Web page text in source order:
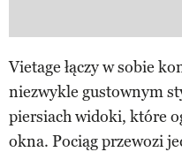
Vietage łączy w sobie
niezwykle gustownym
piersiach widoki, które
okna. Pociąg przewozi